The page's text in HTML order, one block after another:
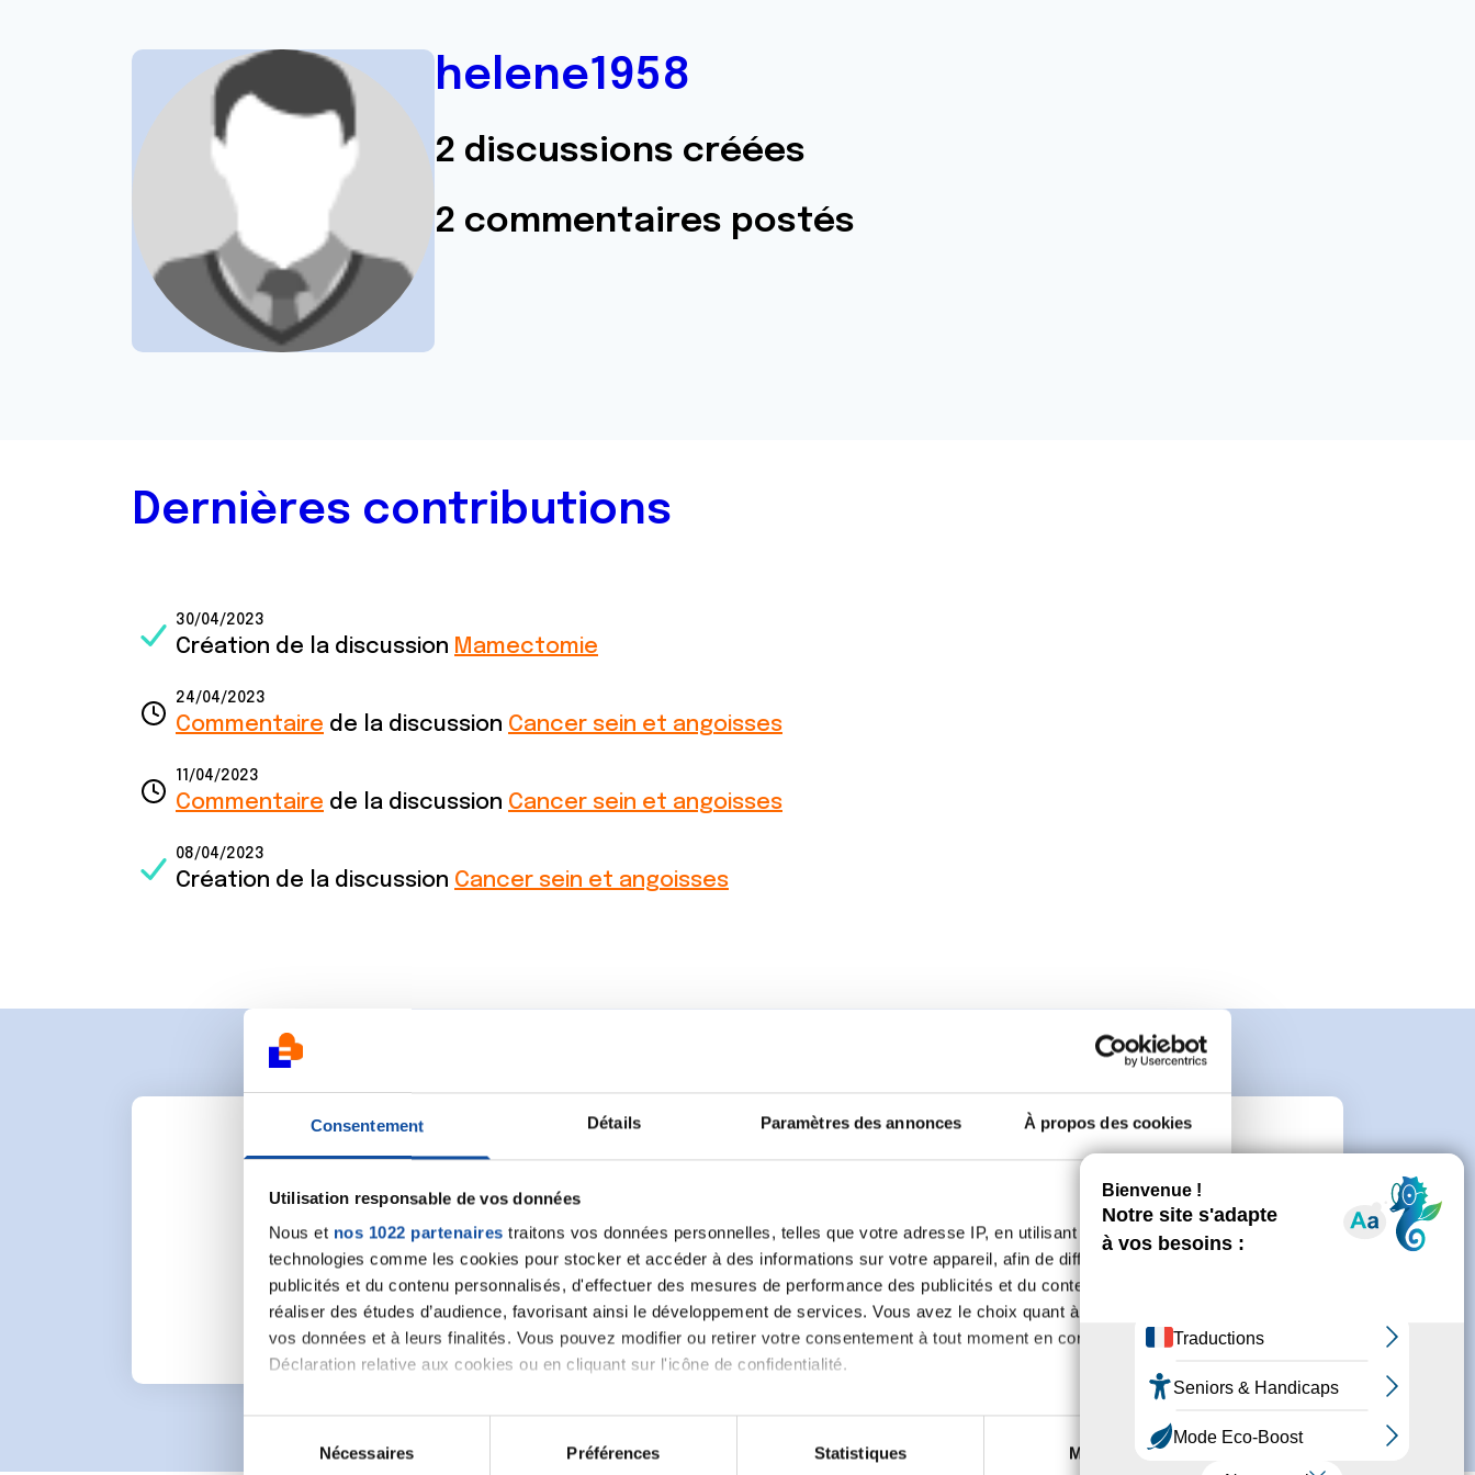
Consentement Détails Paramètres des annonces À propos des cookies
Utilisation responsable de vos données
Nous et nos 1022 partenaires traitons vos données personnelles, telles que votre adresse IP, en utilisant des
technologies comme les cookies pour stocker et accéder à des informations sur votre appareil, afin de diffuser des
publicités et du contenu personnalisés, d'effectuer des mesures de performance des publicités et du contenu, ainsi que de
réaliser des études d’audience, favorisant ainsi le développement de services. Vous avez le choix quant à l'utilisation de
vos données et à leurs finalités. Vous pouvez modifier ou retirer votre consentement à tout moment en consultant la
Déclaration relative aux cookies ou en cliquant sur l'icône de confidentialité.
Si vous le permettez, nous aimerions également :
Collecter des informations sur votre localisation géographique qui peuvent être précises à plusieurs mètres près
Nécessaires Préférences Statistiques Marketing
helene1958
2 discussions créées
2 commentaires postés
Dernières contributions
30/04/2023
Création de la discussion Mamectomie
24/04/2023
Commentaire de la discussion Cancer sein et angoisses
11/04/2023
Commentaire de la discussion Cancer sein et angoisses
08/04/2023
Création de la discussion Cancer sein et angoisses
Lancer une discussion
Pour lancer une nouvelle discussion, vous aurez besoin de vous connecter ou de créer un compte.
Se connecter Créer un nouveau compte